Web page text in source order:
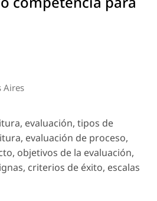
Aires
evaluación, tipos de
evaluación de proceso,
objetivos de la evaluación,
criterios de éxito, escalas